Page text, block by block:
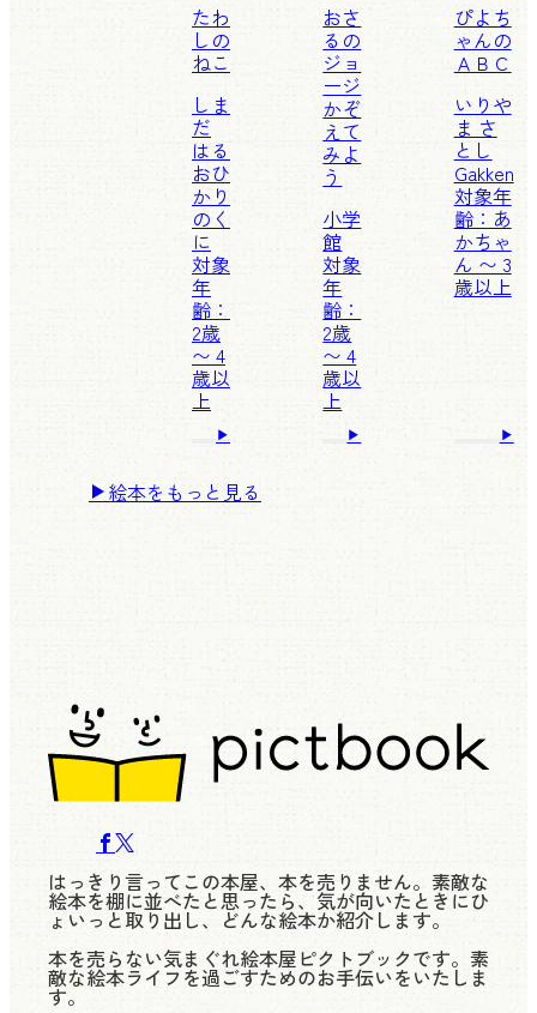
たわ
しの
ねこ
しま
だ
はる
おひ
かり
のく
に
対象
年
齢：
2歳
〜 4
歳以
上
おさ
るの
ジョ
ージ
かぞ
えて
みよ
う
小学
館
対象
年
齢：
2歳
〜 4
歳以
上
ぴよち
ゃんの
ＡＢＣ
いりや
ま さ
とし
Gakken
対象年
齢：あ
かちゃ
ん 〜 3
歳以上
絵本をもっと見る
はっきり言ってこの本屋、本を売りません。素敵な
絵本を棚に並べたと思ったら、気が向いたときにひ
ょいっと取り出し、どんな絵本か紹介します。
本を売らない気まぐれ絵本屋ピクトブックです。素
敵な絵本ライフを過ごすためのお手伝いをいたしま
す。